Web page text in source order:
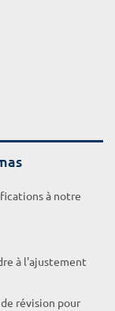
à notre
à l'ajustement
révision pour